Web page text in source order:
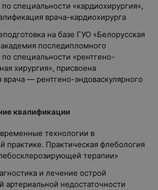
по специальности «кардиохирургия»,
врача-кардиохирурга
на базе ГУО «Белорусская
последипломного
по специальности «рентгено-
хирургия», присвоена
врача — рентгено-эндоваскулярного
квалификации
технологии в
практике. Практическая флебология
терапии»
и лечение острой
артериальной недостаточности